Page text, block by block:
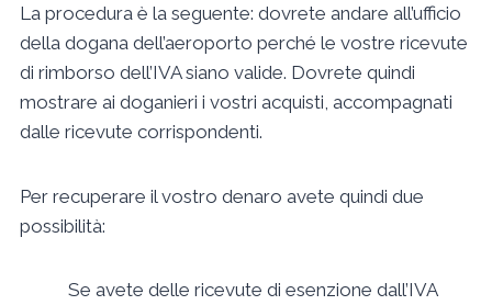
La procedura è la seguente: dovrete andare all’ufficio
della dogana dell’aeroporto perché le vostre ricevute
di rimborso dell’IVA siano valide. Dovrete quindi
mostrare ai doganieri i vostri acquisti, accompagnati
dalle ricevute corrispondenti.
Per recuperare il vostro denaro avete quindi due
possibilità:
Se avete delle ricevute di esenzione dall’IVA